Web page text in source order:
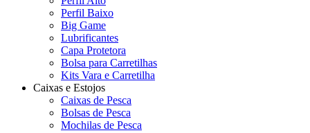
Perfil Baixo
Big Game
Lubrificantes
Capa Protetora
Bolsa para Carretilhas
Kits Vara e Carretilha
Caixas e Estojos
Caixas de Pesca
Bolsas de Pesca
Mochilas de Pesca